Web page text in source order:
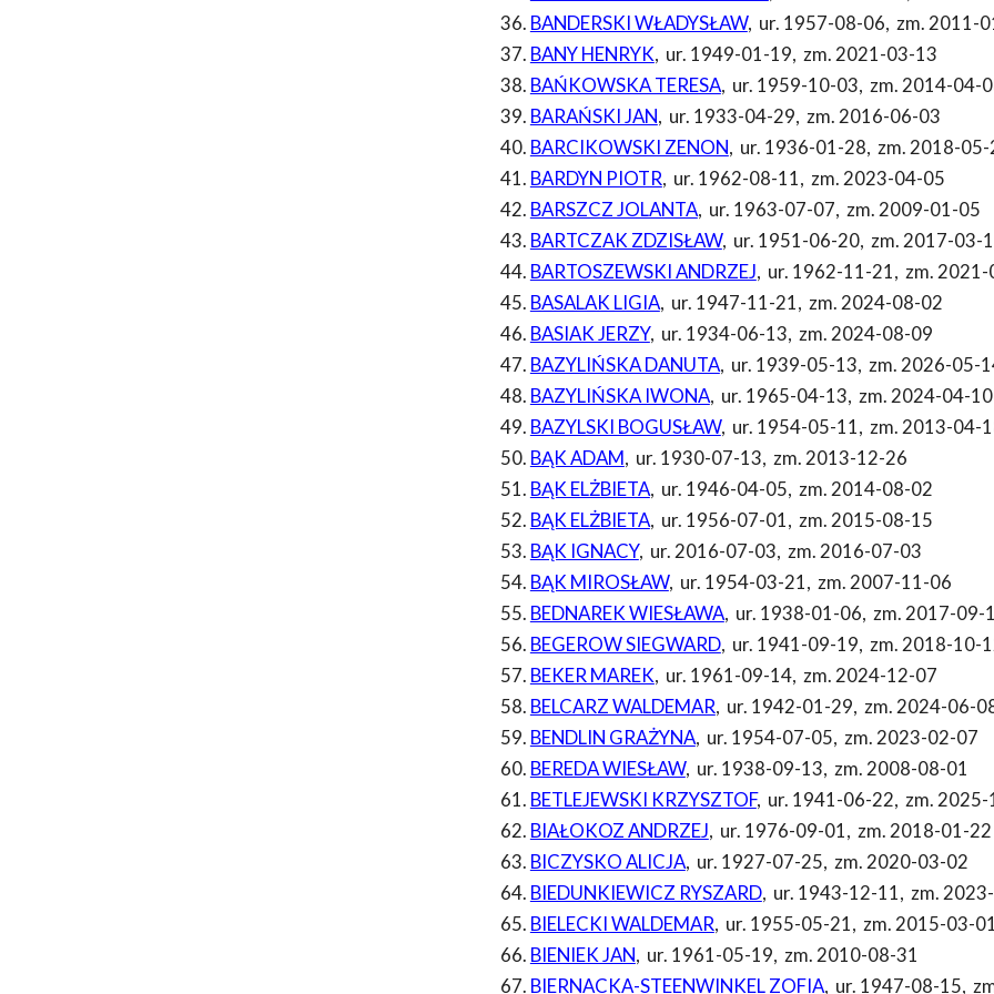
BANDERSKI WŁADYSŁAW, ur. 1957-08-06, zm. 2011-
BANY HENRYK, ur. 1949-01-19, zm. 2021-03-13
BAŃKOWSKA TERESA, ur. 1959-10-03, zm. 2014-04-
BARAŃSKI JAN, ur. 1933-04-29, zm. 2016-06-03
BARCIKOWSKI ZENON, ur. 1936-01-28, zm. 2018-
BARDYN PIOTR, ur. 1962-08-11, zm. 2023-04-05
BARSZCZ JOLANTA, ur. 1963-07-07, zm. 2009-01-05
BARTCZAK ZDZISŁAW, ur. 1951-06-20, zm. 2017-03-
BARTOSZEWSKI ANDRZEJ, ur. 1962-11-21, zm.
BASALAK LIGIA, ur. 1947-11-21, zm. 2024-08-02
BASIAK JERZY, ur. 1934-06-13, zm. 2024-08-09
BAZYLIŃSKA DANUTA, ur. 1939-05-13, zm. 2026-05-
BAZYLIŃSKA IWONA, ur. 1965-04-13, zm. 2024-04-10
BAZYLSKI BOGUSŁAW, ur. 1954-05-11, zm. 2013-04-
BĄK ADAM, ur. 1930-07-13, zm. 2013-12-26
BĄK ELŻBIETA, ur. 1946-04-05, zm. 2014-08-02
BĄK ELŻBIETA, ur. 1956-07-01, zm. 2015-08-15
BĄK IGNACY, ur. 2016-07-03, zm. 2016-07-03
BĄK MIROSŁAW, ur. 1954-03-21, zm. 2007-11-06
BEDNAREK WIESŁAWA, ur. 1938-01-06, zm. 2017-09-
BEGEROW SIEGWARD, ur. 1941-09-19, zm. 2018-10-
BEKER MAREK, ur. 1961-09-14, zm. 2024-12-07
BELCARZ WALDEMAR, ur. 1942-01-29, zm. 2024-06-
BENDLIN GRAŻYNA, ur. 1954-07-05, zm. 2023-02-07
BEREDA WIESŁAW, ur. 1938-09-13, zm. 2008-08-01
BETLEJEWSKI KRZYSZTOF, ur. 1941-06-22, zm.
BIAŁOKOZ ANDRZEJ, ur. 1976-09-01, zm. 2018-01-22
BICZYSKO ALICJA, ur. 1927-07-25, zm. 2020-03-02
BIEDUNKIEWICZ RYSZARD, ur. 1943-12-11, zm.
BIELECKI WALDEMAR, ur. 1955-05-21, zm. 2015-03-01
BIENIEK JAN, ur. 1961-05-19, zm. 2010-08-31
BIERNACKA-STEENWINKEL ZOFIA, ur. 1947-08-15,